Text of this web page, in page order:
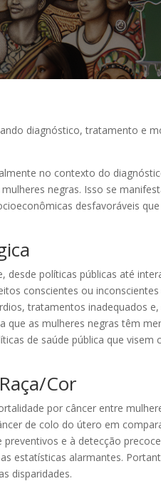
diagnóstico, tratamento e
no contexto do
negras. Isso se
desfavoráveis
políticas públicas até
conscientes ou
tratamentos inadequados
que as mulheres negras têm
de saúde pública que visem
Cor
por câncer entre
de colo do útero em
e à detecção
estatísticas alarmantes.
disparidades.